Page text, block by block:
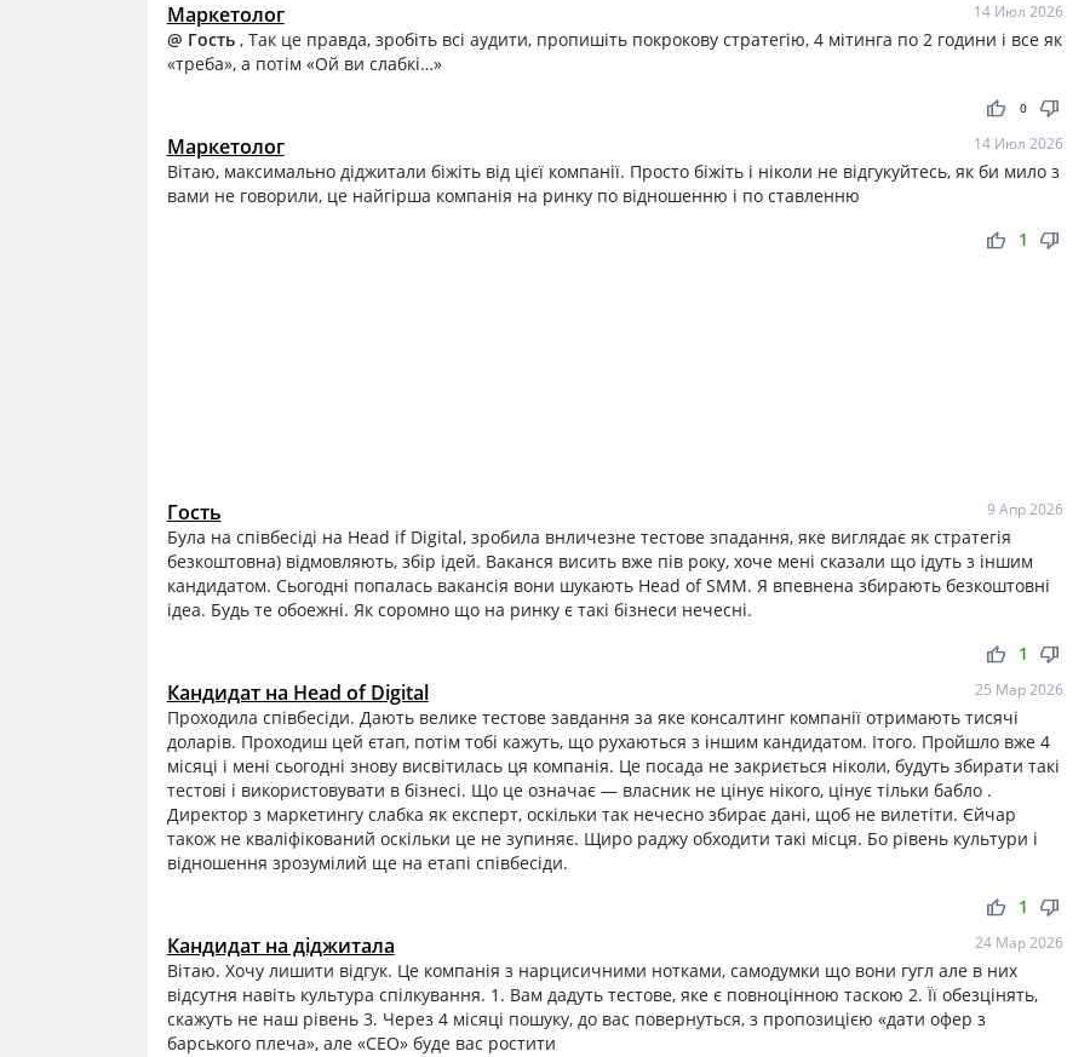
Маркетолог 14 Июл 2026
@ Гость , Так це правда, зробіть всі аудити, пропишіть покрокову стратегію, 4 мітинга по 2 години і все як
«треба», а потім «Ой ви слабкі…»
thumb_up thumb_down
0
Маркетолог 14 Июл 2026
Вітаю, максимально діджитали біжіть від цієї компанії. Просто біжіть і ніколи не відгукуйтесь, як би мило з
вами не говорили, це найгірша компанія на ринку по відношенню і по ставленню
thumb_up thumb_down
1
Гость 9 Апр 2026
Була на співбесіді на Head if Digital, зробила внличезне тестове зпадання, яке виглядає як стратегія
безкоштовна) відмовляють, збір ідей. Ваканся висить вже пів року, хоче мені сказали що ідуть з іншим
кандидатом. Сьогодні попалась вакансія вони шукають Head of SMM. Я впевнена збирають безкоштовні
ідеа. Будь те обоежні. Як соромно що на ринку є такі бізнеси нечесні.
thumb_up thumb_down
1
Кандидат на Head of Digital 25 Мар 2026
Проходила співбесіди. Дають велике тестове завдання за яке консалтинг компанії отримають тисячі
доларів. Проходиш цей єтап, потім тобі кажуть, що рухаються з іншим кандидатом. Ітого. Пройшло вже 4
місяці і мені сьогодні знову висвітилась ця компанія. Це посада не закриється ніколи, будуть збирати такі
тестові і використовувати в бізнесі. Що це означає — власник не цінує нікого, цінує тільки бабло .
Директор з маркетингу слабка як експерт, оскільки так нечесно збирає дані, щоб не вилетіти. Єйчар
також не кваліфікований оскільки це не зупиняє. Щиро раджу обходити такі місця. Бо рівень культури і
відношення зрозумілий ще на етапі співбесіди.
thumb_up thumb_down
1
Кандидат на діджитала 24 Мар 2026
Вітаю. Хочу лишити відгук. Це компанія з нарцисичними нотками, самодумки що вони гугл але в них
відсутня навіть культура спілкування. 1. Вам дадуть тестове, яке є повноцінною таскою 2. Її обезцінять,
скажуть не наш рівень 3. Через 4 місяці пошуку, до вас повернуться, з пропозицією «дати офер з
барського плеча», але «СЕО» буде вас ростити